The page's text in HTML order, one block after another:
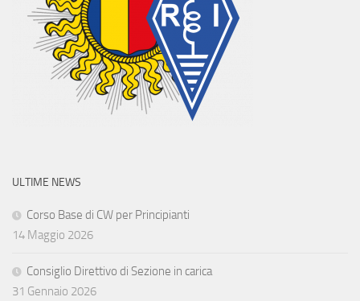
ULTIME NEWS
Corso Base di CW per Principianti
14 Maggio 2026
Consiglio Direttivo di Sezione in carica
31 Gennaio 2026